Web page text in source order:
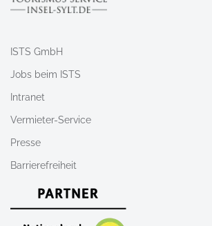
ISTS GmbH
Jobs beim ISTS
Intranet
Vermieter-Service
Presse
Barrierefreiheit